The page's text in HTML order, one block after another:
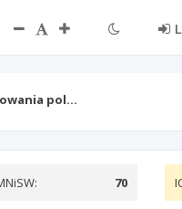
pol…
70